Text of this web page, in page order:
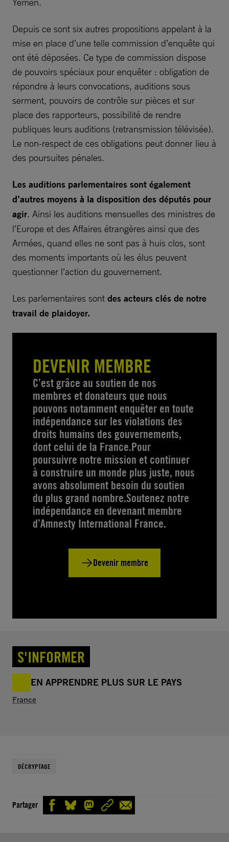
Depuis ce sont six autres propositions appelant à la
mise en place d’une telle commission d’enquête qui
ont été déposées. Ce type de commission dispose
de pouvoirs spéciaux pour enquêter : obligation de
répondre à leurs convocations, auditions sous
serment, pouvoirs de contrôle sur pièces et sur
place des rapporteurs, possibilité de rendre
publiques leurs auditions (retransmission télévisée).
Le non-respect de ces obligations peut donner lieu à
des poursuites pénales.
Les auditions parlementaires sont également
d’autres moyens à la disposition des députés pour
agir. Ainsi les auditions mensuelles des ministres de
l’Europe et des Affaires étrangères ainsi que des
Armées, quand elles ne sont pas à huis clos, sont
des moments importants où les élus peuvent
questionner l’action du gouvernement.
Les parlementaires sont des acteurs clés de notre
travail de plaidoyer.
DEVENIR MEMBRE
C’est grâce au soutien de nos
membres et donateurs que nous
pouvons notamment enquêter en toute
indépendance sur les violations des
droits humains des gouvernements,
dont celui de la France.Pour
poursuivre notre mission et continuer
à construire un monde plus juste, nous
avons absolument besoin du soutien
du plus grand nombre.Soutenez notre
indépendance en devenant membre
d’Amnesty International France.
Devenir membre
S'INFORMER
EN APPRENDRE PLUS SUR LE PAYS
France
DÉCRYPTAGE
Partager